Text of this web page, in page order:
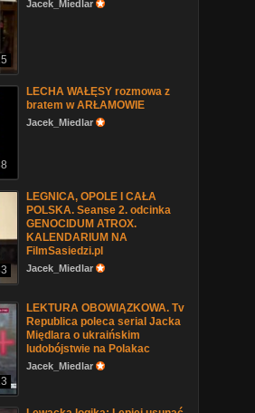
Jacek_Miedlar
LECHA WAŁĘSY rozmowa z
bratem w ARŁAMOWIE
Jacek_Miedlar
LEGNICA, OPOLE I CAŁA
POLSKA. Seanse 2. odcinka
GENOCIDUM ATROX.
KALENDARIUM NA
FilmSasiedzi.pl
Jacek_Miedlar
LEKTURA OBOWIĄZKOWA. Tv
Republica poleca serial Jacka
Międlara o ukraińskim
ludobójstwie na Polakac
Jacek_Miedlar